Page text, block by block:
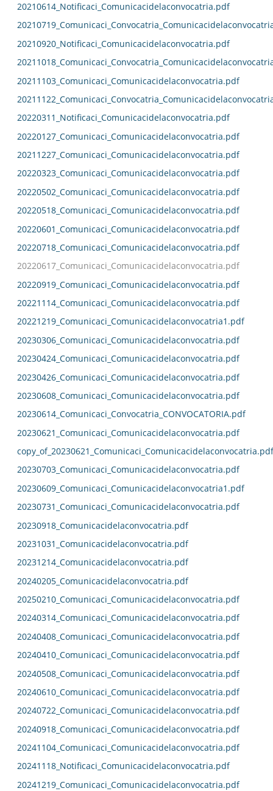
20210614_Notificaci_Comunicacidelaconvocatria.pdf
20210920_Notificaci_Comunicacidelaconvocatria.pdf
20211103_Comunicaci_Comunicacidelaconvocatria.pdf
20220311_Notificaci_Comunicacidelaconvocatria.pdf
20220127_Comunicaci_Comunicacidelaconvocatria.pdf
20211227_Comunicaci_Comunicacidelaconvocatria.pdf
20220323_Comunicaci_Comunicacidelaconvocatria.pdf
20220502_Comunicaci_Comunicacidelaconvocatria.pdf
20220518_Comunicaci_Comunicacidelaconvocatria.pdf
20220601_Comunicaci_Comunicacidelaconvocatria.pdf
20220718_Comunicaci_Comunicacidelaconvocatria.pdf
20220617_Comunicaci_Comunicacidelaconvocatria.pdf
20220919_Comunicaci_Comunicacidelaconvocatria.pdf
20221114_Comunicaci_Comunicacidelaconvocatria.pdf
20221219_Comunicaci_Comunicacidelaconvocatria1.pdf
20230306_Comunicaci_Comunicacidelaconvocatria.pdf
20230424_Comunicaci_Comunicacidelaconvocatria.pdf
20230426_Comunicaci_Comunicacidelaconvocatria.pdf
20230608_Comunicaci_Comunicacidelaconvocatria.pdf
20230614_Comunicaci_Convocatria_CONVOCATORIA.pdf
20230621_Comunicaci_Comunicacidelaconvocatria.pdf
copy_of_20230621_Comunicaci_Comunicacidelaconvocatria.pdf
20230703_Comunicaci_Comunicacidelaconvocatria.pdf
20230609_Comunicaci_Comunicacidelaconvocatria1.pdf
20230731_Comunicaci_Comunicacidelaconvocatria.pdf
20230918_Comunicacidelaconvocatria.pdf
20231031_Comunicacidelaconvocatria.pdf
20231214_Comunicacidelaconvocatria.pdf
20240205_Comunicacidelaconvocatria.pdf
20250210_Comunicaci_Comunicacidelaconvocatria.pdf
20240314_Comunicaci_Comunicacidelaconvocatria.pdf
20240408_Comunicaci_Comunicacidelaconvocatria.pdf
20240410_Comunicaci_Comunicacidelaconvocatria.pdf
20240508_Comunicaci_Comunicacidelaconvocatria.pdf
20240610_Comunicaci_Comunicacidelaconvocatria.pdf
20240722_Comunicaci_Comunicacidelaconvocatria.pdf
20240918_Comunicaci_Comunicacidelaconvocatria.pdf
20241104_Comunicaci_Comunicacidelaconvocatria.pdf
20241118_Notificaci_Comunicacidelaconvocatria.pdf
20241219_Comunicaci_Comunicacidelaconvocatria.pdf